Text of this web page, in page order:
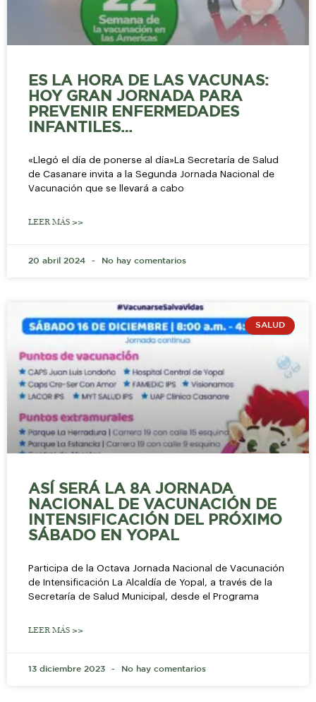
ES LA HORA DE LAS VACUNAS:
HOY GRAN JORNADA PARA
PREVENIR ENFERMEDADES
INFANTILES…
«Llegó el día de ponerse al día»La Secretaría de Salud
de Casanare invita a la Segunda Jornada Nacional de
Vacunación que se llevará a cabo
LEER MÁS >>
20 abril 2024 No hay comentarios
SALUD
ASÍ SERÁ LA 8A JORNADA
NACIONAL DE VACUNACIÓN DE
INTENSIFICACIÓN DEL PRÓXIMO
SÁBADO EN YOPAL
Participa de la Octava Jornada Nacional de Vacunación
de Intensificación La Alcaldía de Yopal, a través de la
Secretaría de Salud Municipal, desde el Programa
LEER MÁS >>
13 diciembre 2023 No hay comentarios